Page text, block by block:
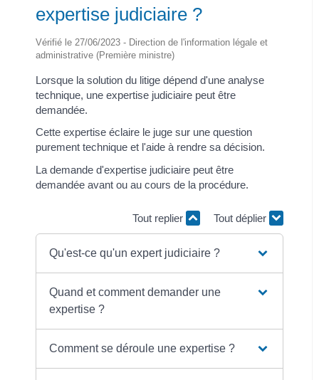
expertise judiciaire ?
Vérifié le 27/06/2023 - Direction de l'information légale et
administrative (Première ministre)
Lorsque la solution du litige dépend d'une analyse
technique, une expertise judiciaire peut être
demandée.
Cette expertise éclaire le juge sur une question
purement technique et l'aide à rendre sa décision.
La demande d'expertise judiciaire peut être
demandée avant ou au cours de la procédure.
Tout replier Tout déplier
Qu'est-ce qu'un expert judiciaire ?
Quand et comment demander une
expertise ?
Comment se déroule une expertise ?